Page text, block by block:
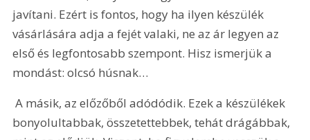
javítani. Ezért is fontos, hogy ha ilyen készülék
vásárlására adja a fejét valaki, ne az ár legyen az
első és legfontosabb szempont. Hisz ismerjük a
mondást: olcsó húsnak…
A másik, az előzőből adódódik. Ezek a készülékek
bonyolultabbak, összetettebbek, tehát drágábbak,